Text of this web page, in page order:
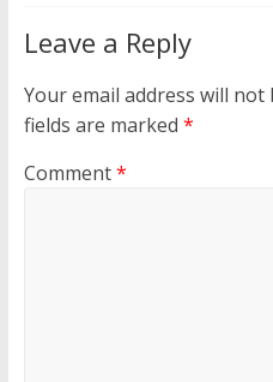
Leave a Reply
Your email address will not
fields are marked *
Comment*